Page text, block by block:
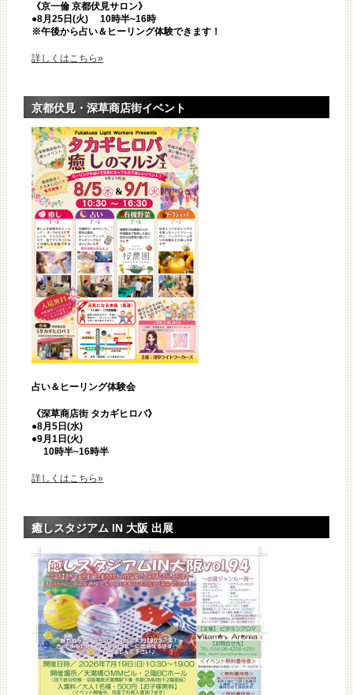
《京一倫 京都伏見サロン》
●8月25日(火) 10時半~16時
※午後から占い＆ヒーリング体験できます！
詳しくはこちら»
京都伏見・深草商店街イベント
占い＆ヒーリング体験会
《深草商店街 タカギヒロバ》
●8月5日(水)
●9月1日(火)
10時半~16時半
詳しくはこちら»
癒しスタジアム IN 大阪 出展